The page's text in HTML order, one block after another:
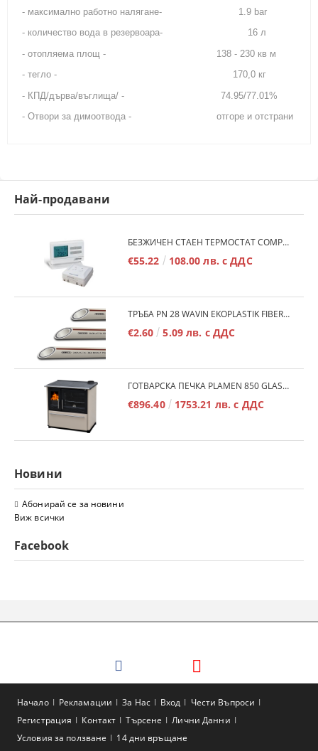
- максимално работно налягане- 1.9 bar
- количество вода в резервоара- 16 л
- отопляема площ - 138 - 230 кв м
- тегло - 170,0 кг
- КПД/дърва/въглища/ - 74.95/77.01%
- Отвори за димоотвода - отгоре и отстрани
Най-продавани
БЕЗЖИЧЕН СТАЕН ТЕРМОСТАТ COMPUTHERM Q7RF
€55.22 108.00 лв. с ДДС
ТРЪБА PN 28 WAVIN EKOPLASTIK FIBER BASALT PLUS - 3М/БР.
€2.60 5.09 лв. с ДДС
ГОТВАРСКА ПЕЧКА PLAMEN 850 GLAS 11KW
€896.40 1753.21 лв. с ДДС
Новини
Абонирай се за новини
Виж всички
Facebook
Начало Рекламации За Нас Вход
Чести Въпроси
Регистрация
Контакт Търсене
Лични Данни
Условия за ползване
14 дни връщане